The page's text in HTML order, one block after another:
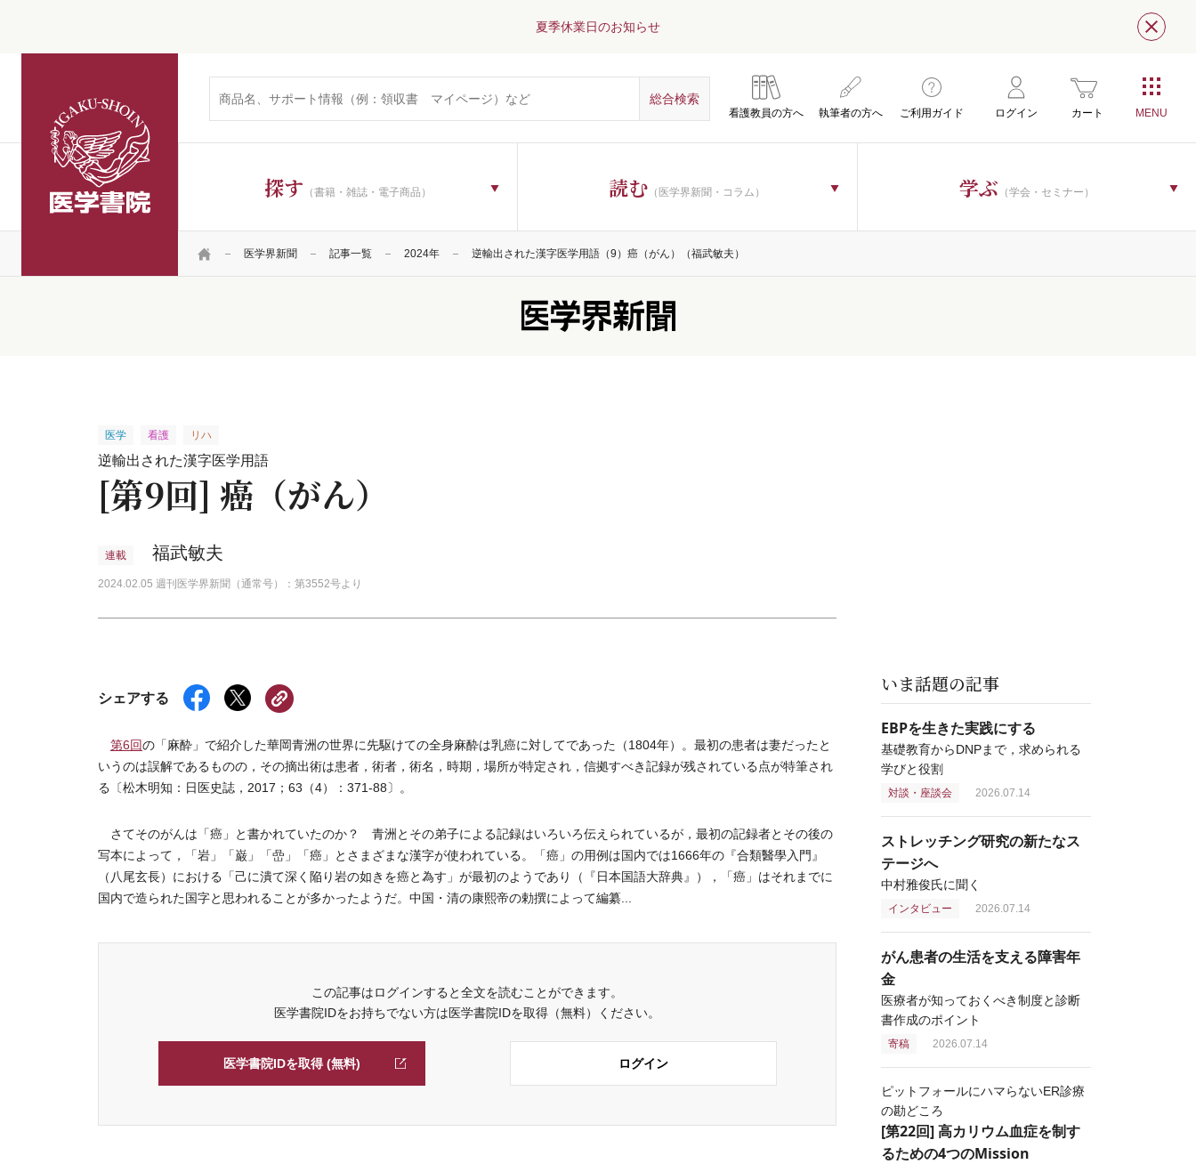
夏季休業日のお知らせ 閉じ
看護教員の方へ 執筆者の方へ ご利用ガイド ログイン カート
探す （書籍・雑誌・電子商品） 読む （医学界新聞・コラム） 学ぶ （学会・セミナー）
HOME 医学界新聞 記事一覧 2024年 逆輸出された漢字医学用語（9）癌（がん）（福武敏夫）
医学 看護 リハ
逆輸出された漢字医学用語
[第9回] 癌（がん）
連載 福武敏夫
2024.02.05 週刊医学界新聞（通常号）：第3552号より
シェアする
第6回の「麻酔」で紹介した華岡青洲の世界に先駆けての全身麻酔は乳癌に対してであった（1804年）。最初の患者は妻だったと
いうのは誤解であるものの，その摘出術は患者，術者，術名，時期，場所が特定され，信拠すべき記録が残されている点が特筆され
る〔松木明知：日医史誌，2017；63（4）：371-88〕。
さてそのがんは「癌」と書かれていたのか？ 青洲とその弟子による記録はいろいろ伝えられているが，最初の記録者とその後の
写本によって，「岩」「巌」「嵒」「癌」とさまざまな漢字が使われている。「癌」の用例は国内では1666年の『合類醫學入門』
（八尾玄長）における「己に潰て深く陥り岩の如きを癌と為す」が最初のようであり（『日本国語大辞典』），「癌」はそれまでに
国内で造られた国字と思われることが多かったようだ。中国・清の康熙帝の勅撰によって編纂...
この記事はログインすると全文を読むことができます。
医学書院IDをお持ちでない方は医学書院IDを取得（無料）ください。
医学書院IDを取得 (無料) ログイン
いま話題の記事
EBPを生きた実践にする
基礎教育からDNPまで，求められる
学びと役割
対談・座談会 2026.07.14
ストレッチング研究の新たなス
テージへ
中村雅俊氏に聞く
インタビュー 2026.07.14
がん患者の生活を支える障害年
金
医療者が知っておくべき制度と診断
書作成のポイント
寄稿 2026.07.14
ピットフォールにハマらないER診療
の勘どころ
[第22回] 高カリウム血症を制す
るための4つのMission